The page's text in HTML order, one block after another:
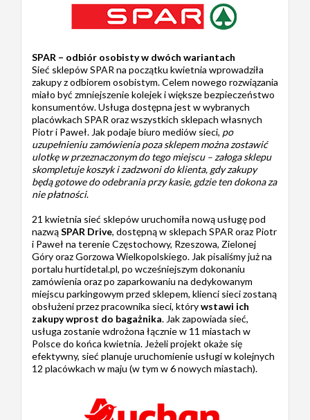
SPAR – odbiór osobisty w dwóch wariantach
Sieć sklepów SPAR na początku kwietnia wprowadziła
zakupy z odbiorem osobistym. Celem nowego rozwiązania
miało być zmniejszenie kolejek i większe bezpieczeństwo
konsumentów. Usługa dostępna jest w wybranych
placówkach SPAR oraz wszystkich sklepach własnych
Piotr i Paweł. Jak podaje biuro mediów sieci, po
uzupełnieniu zamówienia poza sklepem można zostawić
ulotkę w przeznaczonym do tego miejscu – załoga sklepu
skompletuje koszyk i zadzwoni do klienta, gdy zakupy
będą gotowe do odebrania przy kasie, gdzie ten dokona za
nie płatności.
21 kwietnia sieć sklepów uruchomiła nową usługę pod
nazwąSPAR Drive, dostępną w sklepach SPAR oraz Piotr
i Paweł na terenie Częstochowy, Rzeszowa, Zielonej
Góry oraz Gorzowa Wielkopolskiego. Jak pisaliśmy już na
portalu hurtidetal.pl, po wcześniejszym dokonaniu
zamówienia oraz po zaparkowaniu na dedykowanym
miejscu parkingowym przed sklepem, klienci sieci zostaną
obsłużeni przez pracownika sieci, którywstawi ich
zakupy wprost do bagażnika. Jak zapowiada sieć,
usługa zostanie wdrożona łącznie w 11 miastach w
Polsce do końca kwietnia. Jeżeli projekt okaże się
efektywny, sieć planuje uruchomienie usługi w kolejnych
12 placówkach w maju (w tym w 6 nowych miastach).